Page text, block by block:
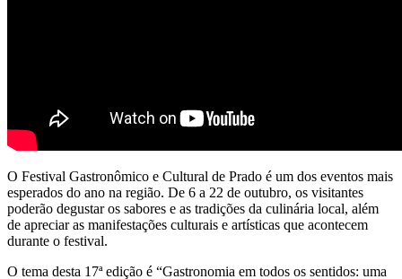
O Festival Gastronômico e Cultural de Prado é um dos eventos mais
esperados do ano na região. De 6 a 22 de outubro, os visitantes
poderão degustar os sabores e as tradições da culinária local, além
de apreciar as manifestações culturais e artísticas que acontecem
durante o festival.
O tema desta 17ª edição é “Gastronomia em todos os sentidos: uma